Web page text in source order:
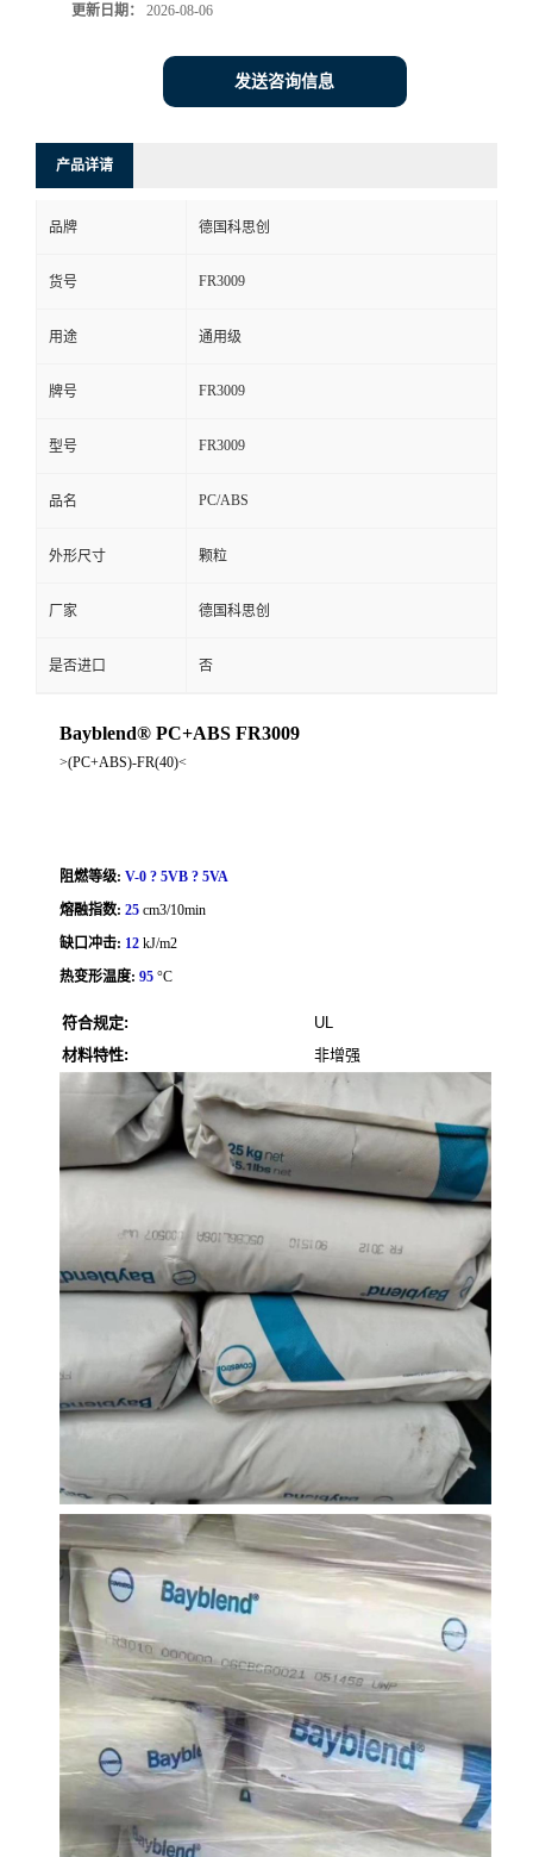
更新日期： 2026-08-06
发送咨询信息
产品详请
品牌 德国科思创
货号 FR3009
用途 通用级
牌号 FR3009
型号 FR3009
品名 PC/ABS
外形尺寸 颗粒
厂家 德国科思创
是否进口 否
Bayblend® PC+ABS FR3009
>(PC+ABS)-FR(40)<
阻燃等级: V-0 ? 5VB ? 5VA
熔融指数: 25 cm3/10min
缺口冲击: 12 kJ/m2
热变形温度: 95 °C
符合规定:
UL
材料特性:
非增强